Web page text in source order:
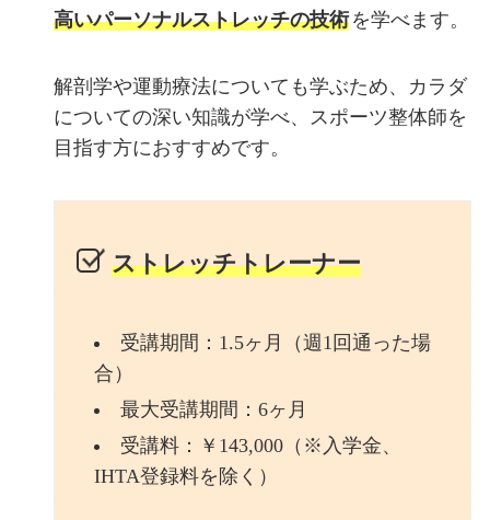
高いパーソナルストレッチの技術 を学べます。
解剖学や運動療法についても学ぶため、カラダ
についての深い知識が学べ、スポーツ整体師を
目指す方におすすめです。
ストレッチトレーナー
受講期間：1.5ヶ月（週1回通った場
合）
最大受講期間：6ヶ月
受講料：￥143,000（※入学金、
IHTA登録料を除く）